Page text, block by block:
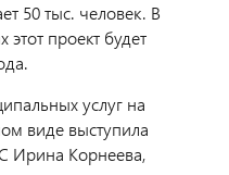
50 тыс. человек. В
этот проект будет
услуг на
виде выступила
Ирина Корнеева,